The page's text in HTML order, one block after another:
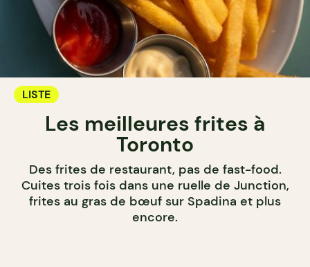
LISTE
Les meilleures frites à
Toronto
Des frites de restaurant, pas de fast-food.
Cuites trois fois dans une ruelle de Junction,
frites au gras de bœuf sur Spadina et plus
encore.